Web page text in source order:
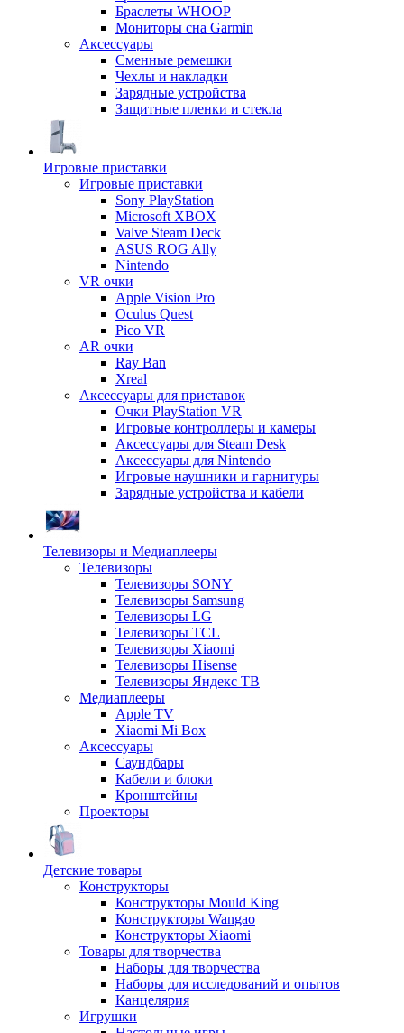
Браслеты WHOOP
Мониторы сна Garmin
Аксессуары
Сменные ремешки
Чехлы и накладки
Зарядные устройства
Защитные пленки и стекла
Игровые приставки
Игровые приставки
Sony PlayStation
Microsoft XBOX
Valve Steam Deck
ASUS ROG Ally
Nintendo
VR очки
Apple Vision Pro
Oculus Quest
Pico VR
AR очки
Ray Ban
Xreal
Аксессуары для приставок
Очки PlayStation VR
Игровые контроллеры и камеры
Аксессуары для Steam Desk
Аксессуары для Nintendo
Игровые наушники и гарнитуры
Зарядные устройства и кабели
Телевизоры и Медиаплееры
Телевизоры
Телевизоры SONY
Телевизоры Samsung
Телевизоры LG
Телевизоры TCL
Телевизоры Xiaomi
Телевизоры Hisense
Телевизоры Яндекс ТВ
Медиаплееры
Apple TV
Xiaomi Mi Box
Аксессуары
Саундбары
Кабели и блоки
Кронштейны
Проекторы
Детские товары
Конструкторы
Конструкторы Mould King
Конструкторы Wangao
Конструкторы Xiaomi
Товары для творчества
Наборы для творчества
Наборы для исследований и опытов
Канцелярия
Игрушки